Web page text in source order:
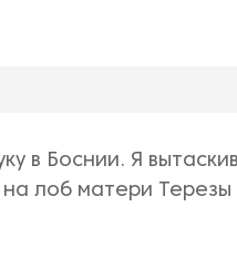
в Боснии. Я
лоб матери Терезы